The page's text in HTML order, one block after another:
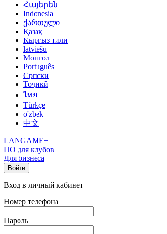
Հայերեն
Indonesia
ქართული
Қазақ
Кыргыз тили
latviešu
Монгол
Português
Српски
Тоҷикӣ
ไทย
Türkçe
o'zbek
中文
LANGAME+
ПО для клубов
Для бизнеса
Войти
Вход в личный кабинет
Номер телефона
Пароль